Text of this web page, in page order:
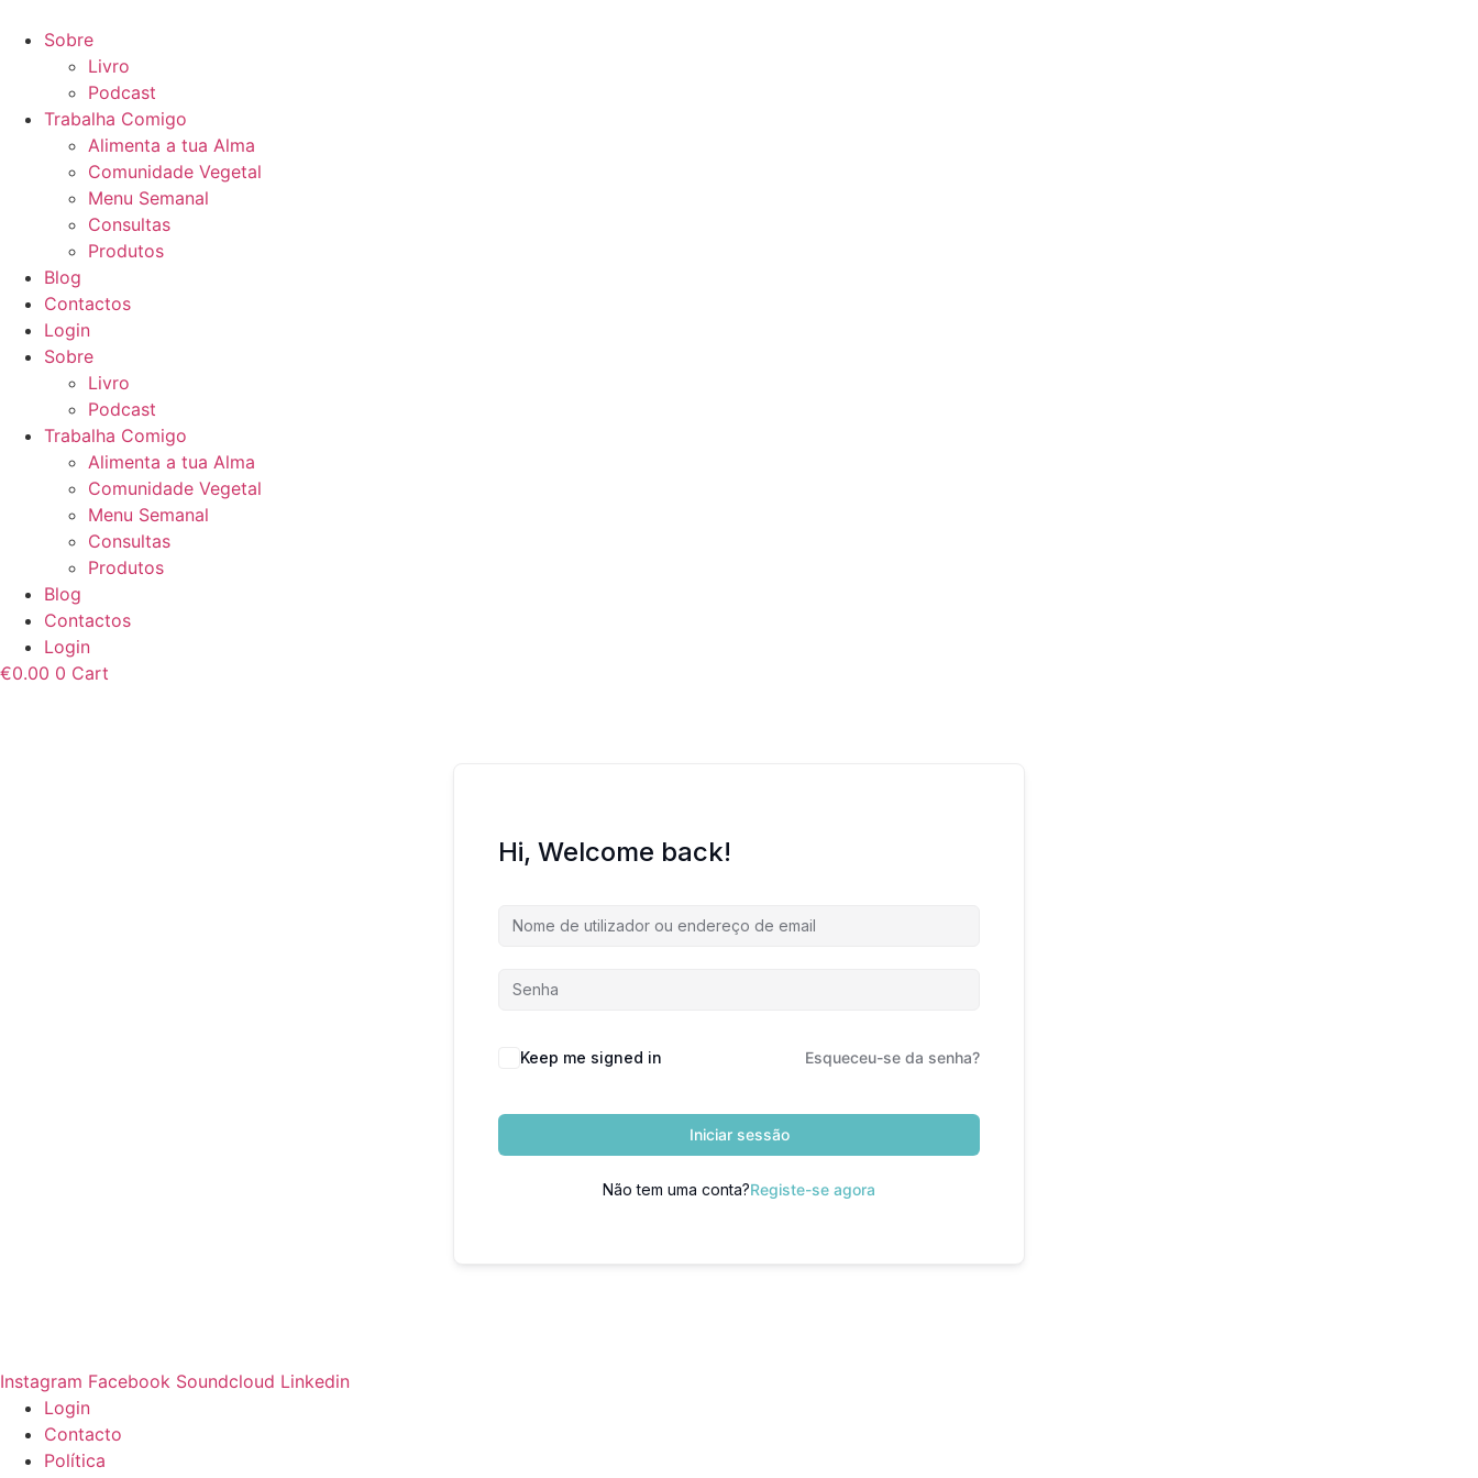
para
conteúdo
Sobre
Livro
Podcast
Trabalha Comigo
Alimenta a tua Alma
Comunidade Vegetal
Menu Semanal
Consultas
Produtos
Blog
Contactos
Login
Sobre
Livro
Podcast
Trabalha Comigo
Alimenta a tua Alma
Comunidade Vegetal
Menu Semanal
Consultas
Produtos
Blog
Contactos
Login
€0.00 0 Cart
Hi, Welcome back!
Keep me signed in Esqueceu-se da senha?
Iniciar sessão
Não tem uma conta?Registe-se agora
Instagram Facebook Soundcloud Linkedin
Login
Contacto
Política